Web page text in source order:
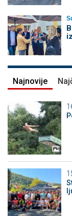
Najnovije